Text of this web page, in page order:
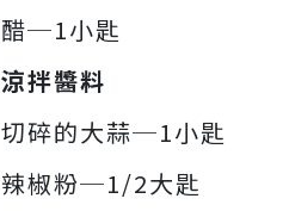
醋─1小匙
涼拌醬料
切碎的大蒜─1小匙
辣椒粉─1/2大匙